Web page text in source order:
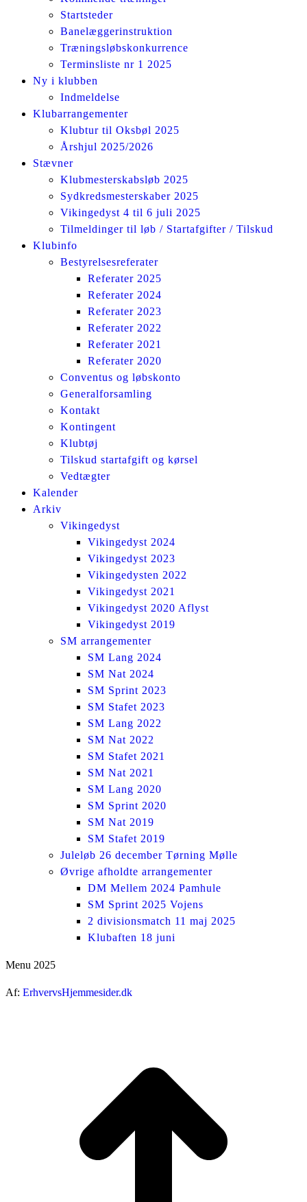
Startsteder
Banelæggerinstruktion
Træningsløbskonkurrence
Terminsliste nr 1 2025
Ny i klubben
Indmeldelse
Klubarrangementer
Klubtur til Oksbøl 2025
Årshjul 2025/2026
Stævner
Klubmesterskabsløb 2025
Sydkredsmesterskaber 2025
Vikingedyst 4 til 6 juli 2025
Tilmeldinger til løb / Startafgifter / Tilskud
Klubinfo
Bestyrelsesreferater
Referater 2025
Referater 2024
Referater 2023
Referater 2022
Referater 2021
Referater 2020
Conventus og løbskonto
Generalforsamling
Kontakt
Kontingent
Klubtøj
Tilskud startafgift og kørsel
Vedtægter
Kalender
Arkiv
Vikingedyst
Vikingedyst 2024
Vikingedyst 2023
Vikingedysten 2022
Vikingedyst 2021
Vikingedyst 2020 Aflyst
Vikingedyst 2019
SM arrangementer
SM Lang 2024
SM Nat 2024
SM Sprint 2023
SM Stafet 2023
SM Lang 2022
SM Nat 2022
SM Stafet 2021
SM Nat 2021
SM Lang 2020
SM Sprint 2020
SM Nat 2019
SM Stafet 2019
Juleløb 26 december Tørning Mølle
Øvrige afholdte arrangementer
DM Mellem 2024 Pamhule
SM Sprint 2025 Vojens
2 divisionsmatch 11 maj 2025
Klubaften 18 juni
Menu 2025
Af: ErhvervsHjemmesider.dk